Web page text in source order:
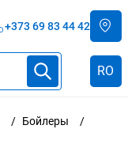
+373 69 83 44 42
RO
Бойлеры